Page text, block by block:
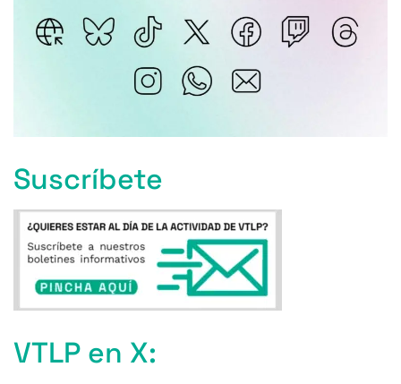
Suscríbete
VTLP en X: